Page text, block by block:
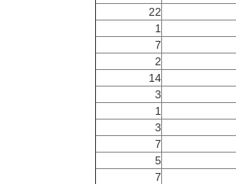
22
1
7
2
14
3
1
3
7
5
7